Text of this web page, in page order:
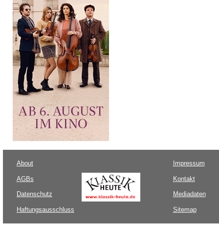
About
AGBs
Datenschutz
Haftungsausschluss
Impressum
Kontakt
Mediadaten
Sitemap